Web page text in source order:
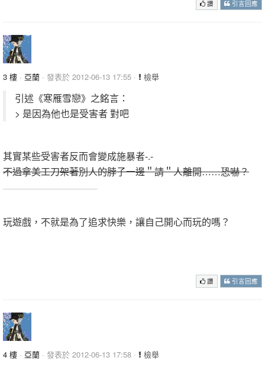
讚 引言回應
3 樓 · 亞蘭 · 發表於 2012-06-13 17:55 · 檢舉
引述《寒雁雪戀》之銘言：
> 是因為他也是受害者 對吧
其實某些受害者反而會變成施暴者-.-
不過拿美工刀架著別人的脖子一邊＂請＂人離開……恐嚇？
玩遊戲，不就是為了追求快樂，讓自己開心而玩的嗎？
讚 引言回應
4 樓 · 亞蘭 · 發表於 2012-06-13 17:58 · 檢舉